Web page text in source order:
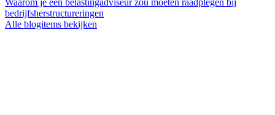
Waarom je een belastingadviseur zou moeten raadplegen bij
bedrijfsherstructureringen
Alle blogitems bekijken